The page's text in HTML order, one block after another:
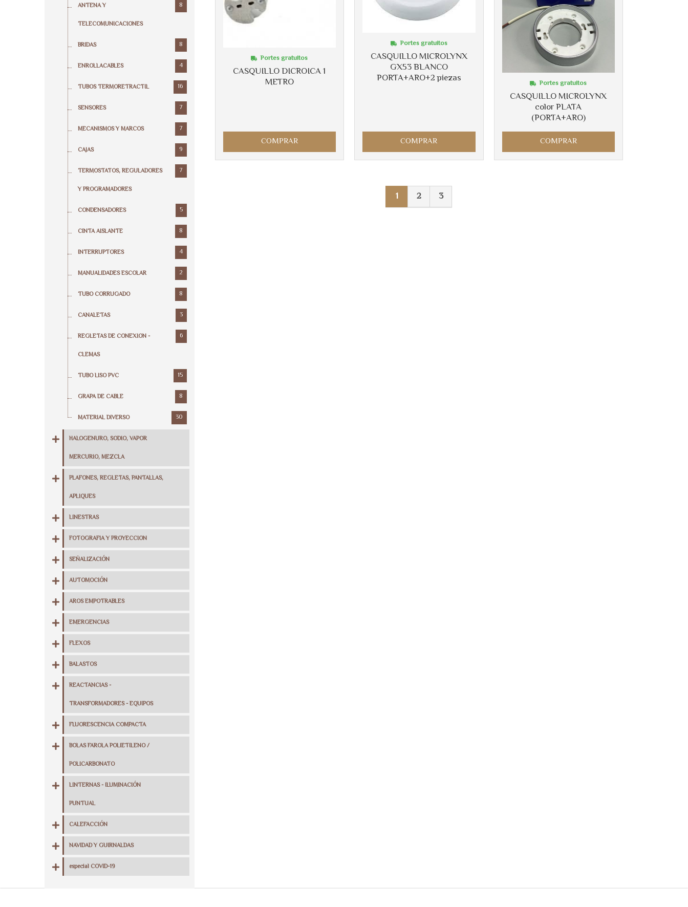
ANTENA Y
TELECOMUNICACIONES
8
BRIDAS 8
ENROLLACABLES 4
TUBOS TERMORETRACTIL 16
SENSORES 7
MECANISMOS Y MARCOS 7
CAJAS 9
TERMOSTATOS, REGULADORES
Y PROGRAMADORES
7
CONDENSADORES 5
CINTA AISLANTE 8
INTERRUPTORES 4
MANUALIDADES ESCOLAR 2
TUBO CORRUGADO 8
CANALETAS 3
REGLETAS DE CONEXION -
CLEMAS
6
TUBO LISO PVC 15
GRAPA DE CABLE 8
MATERIAL DIVERSO 30
HALOGENURO, SODIO, VAPOR
MERCURIO, MEZCLA
PLAFONES, REGLETAS, PANTALLAS,
APLIQUES
LINESTRAS
FOTOGRAFIA Y PROYECCION
SEÑALIZACIÓN
AUTOMOCIÓN
AROS EMPOTRABLES
EMERGENCIAS
FLEXOS
BALASTOS
REACTANCIAS -
TRANSFORMADORES - EQUIPOS
FLUORESCENCIA COMPACTA
BOLAS FAROLA POLIETILENO /
POLICARBONATO
LINTERNAS - ILUMINACIÓN
PUNTUAL
CALEFACCIÓN
NAVIDAD Y GUIRNALDAS
especial COVID-19
CASQUILLO DICROICA 1
METRO
Portes gratuitos
COMPRAR
CASQUILLO MICROLYNX
GX53 BLANCO
PORTA+ARO+2 piezas
Portes gratuitos
COMPRAR
CASQUILLO MICROLYNX
color PLATA
(PORTA+ARO)
Portes gratuitos
COMPRAR
1 2 3